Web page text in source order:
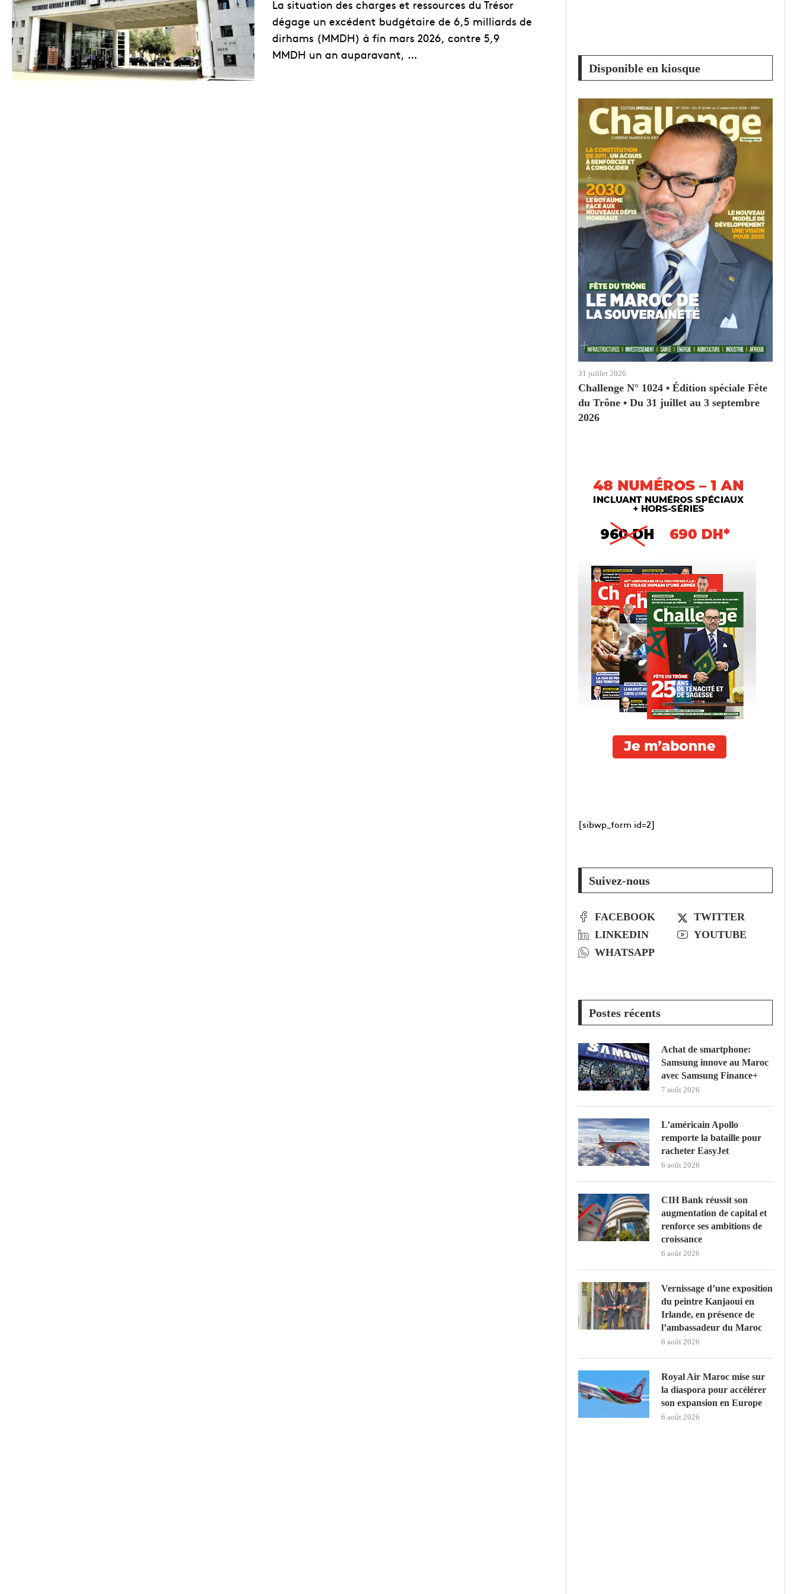
La situation des charges et ressources du Trésor
dégage un excédent budgétaire de 6,5 milliards de
dirhams (MMDH) à fin mars 2026, contre 5,9
MMDH un an auparavant, …
Disponible en kiosque
31 juillet 2026
Challenge N° 1024 • Édition spéciale Fête
du Trône • Du 31 juillet au 3 septembre
2026
[sibwp_form id=2]
Suivez-nous
FACEBOOK
TWITTER
LINKEDIN
YOUTUBE
WHATSAPP
Postes récents
Achat de smartphone:
Samsung innove au Maroc
avec Samsung Finance+
7 août 2026
L’américain Apollo
remporte la bataille pour
racheter EasyJet
6 août 2026
CIH Bank réussit son
augmentation de capital et
renforce ses ambitions de
croissance
6 août 2026
Vernissage d’une exposition
du peintre Kanjaoui en
Irlande, en présence de
l’ambassadeur du Maroc
6 août 2026
Royal Air Maroc mise sur
la diaspora pour accélérer
son expansion en Europe
6 août 2026